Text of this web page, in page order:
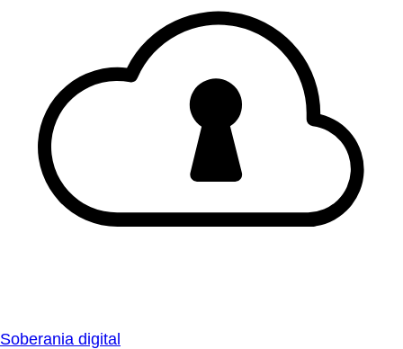
Soberania digital